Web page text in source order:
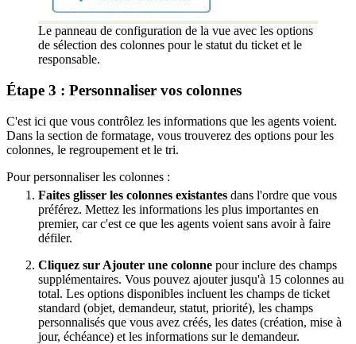
Le panneau de configuration de la vue avec les options
de sélection des colonnes pour le statut du ticket et le
responsable.
Étape 3 : Personnaliser vos colonnes
C'est ici que vous contrôlez les informations que les agents voient.
Dans la section de formatage, vous trouverez des options pour les
colonnes, le regroupement et le tri.
Pour personnaliser les colonnes :
Faites glisser les colonnes existantes dans l'ordre que vous
préférez. Mettez les informations les plus importantes en
premier, car c'est ce que les agents voient sans avoir à faire
défiler.
Cliquez sur Ajouter une colonne pour inclure des champs
supplémentaires. Vous pouvez ajouter jusqu'à 15 colonnes au
total. Les options disponibles incluent les champs de ticket
standard (objet, demandeur, statut, priorité), les champs
personnalisés que vous avez créés, les dates (création, mise à
jour, échéance) et les informations sur le demandeur.